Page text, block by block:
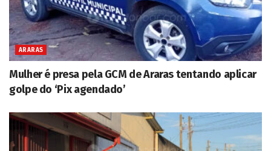
ARARAS
Mulher é presa pela GCM de Araras tentando aplicar
golpe do ‘Pix agendado’